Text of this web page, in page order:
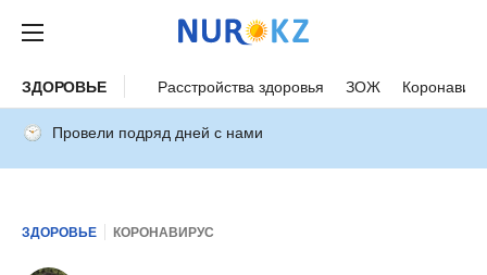
ЗДОРОВЬЕ Расстройства здоровья ЗОЖ
Провели подряд дней с нами
ЗДОРОВЬЕ КОРОНАВИРУС